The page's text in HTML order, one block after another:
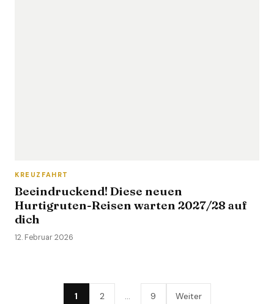
KREUZFAHRT
Beeindruckend! Diese neuen
Hurtigruten-Reisen warten 2027/28 auf
dich
12. Februar 2026
1 2 9 Weiter